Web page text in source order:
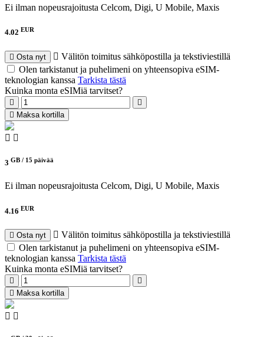
Ei ilman nopeusrajoitusta Celcom, Digi, U Mobile, Maxis
4.02 EUR
Osta nyt
Välitön toimitus sähköpostilla ja tekstiviestillä
Olen tarkistanut ja puhelimeni on yhteensopiva eSIM-
teknologian kanssa Tarkista tästä
Kuinka monta eSIMiä tarvitset?
Maksa kortilla
3 GB / 15 päivää
Ei ilman nopeusrajoitusta Celcom, Digi, U Mobile, Maxis
4.16 EUR
Osta nyt
Välitön toimitus sähköpostilla ja tekstiviestillä
Olen tarkistanut ja puhelimeni on yhteensopiva eSIM-
teknologian kanssa Tarkista tästä
Kuinka monta eSIMiä tarvitset?
Maksa kortilla